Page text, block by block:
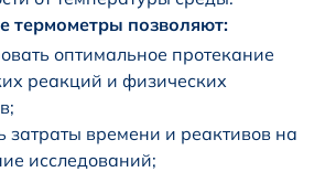
термометры позволяют:
оптимальное протекание
реакций и физических
затраты времени и реактивов на
исследований;